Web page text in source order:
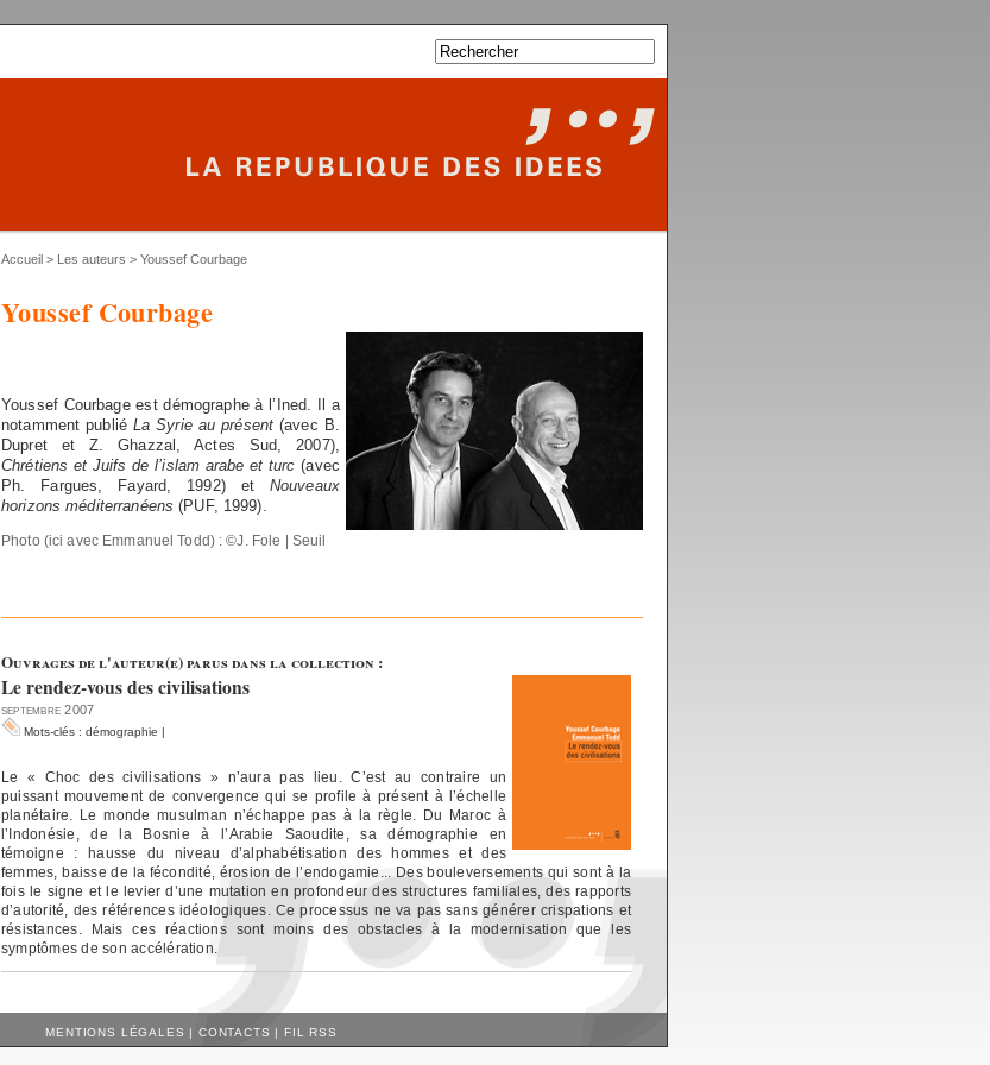
Accueil > Les auteurs > Youssef Courbage
Youssef Courbage
Youssef Courbage est démographe à l’Ined. Il a
notamment publié La Syrie au présent (avec B.
Dupret et Z. Ghazzal, Actes Sud, 2007),
Chrétiens et Juifs de l’islam arabe et turc (avec
Ph. Fargues, Fayard, 1992) et Nouveaux
horizons méditerranéens (PUF, 1999).
Photo (ici avec Emmanuel Todd) : ©J. Fole | Seuil
Ouvrages de l'auteur(e) parus dans la collection :
Le rendez-vous des civilisations
septembre 2007
Mots-clés : démographie |
Le « Choc des civilisations » n’aura pas lieu. C’est au contraire un
puissant mouvement de convergence qui se profile à présent à l’échelle
planétaire. Le monde musulman n’échappe pas à la règle. Du Maroc à
l’Indonésie, de la Bosnie à l’Arabie Saoudite, sa démographie en
témoigne : hausse du niveau d’alphabétisation des hommes et des
femmes, baisse de la fécondité, érosion de l’endogamie... Des bouleversements qui sont à la
fois le signe et le levier d’une mutation en profondeur des structures familiales, des rapports
d’autorité, des références idéologiques. Ce processus ne va pas sans générer crispations et
résistances. Mais ces réactions sont moins des obstacles à la modernisation que les
symptômes de son accélération.
MENTIONS LÉGALES | CONTACTS | FIL RSS